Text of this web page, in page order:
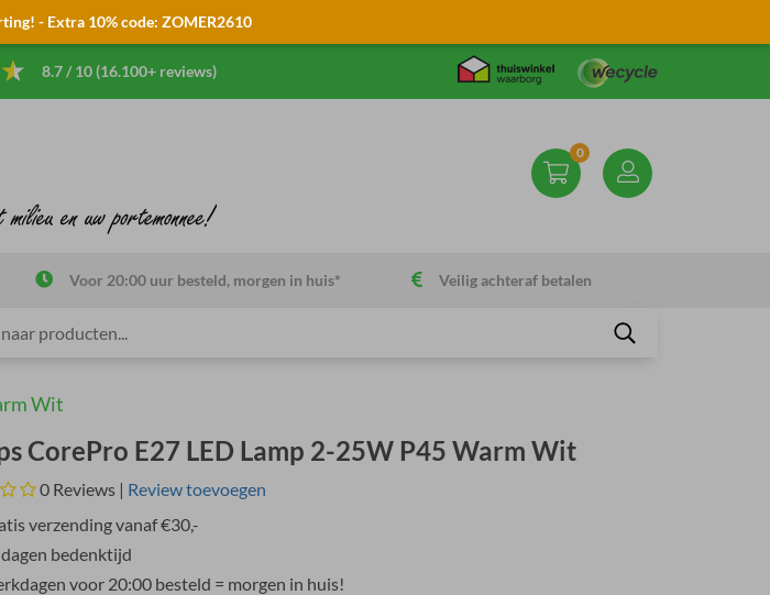
- Extra 10% code: ZOMER2610
8.7 / 10 (16.100+ reviews)
0
Voor 20:00 uur besteld, morgen in huis* Veilig achteraf betalen
Wit
CorePro E27 LED Lamp 2-25W P45 Warm Wit
0Reviews | Review toevoegen
verzending vanaf €30,-
bedenktijd
voor 20:00 besteld = morgen in huis!